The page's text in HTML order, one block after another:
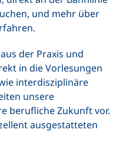
und mehr über
der Praxis und
in die Vorlesungen
interdisziplinäre
unsere
berufliche Zukunft vor.
ausgestatteten